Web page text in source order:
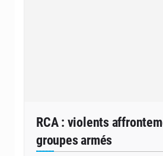
RCA : violents
groupes armés